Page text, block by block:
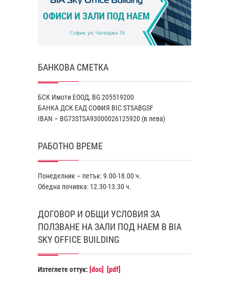
БАНКОВА СМЕТКА
БСК Имоти ЕООД, BG 205519200
БАНКА ДСК EАД СОФИЯ BIC STSABGSF
IBAN – BG73STSA93000026125920 (в лева)
РАБОТНО ВРЕМЕ
Понеделник – петък: 9.00-18.00 ч.
Обедна почивка: 12.30-13.30 ч.
ДОГОВОР И ОБЩИ УСЛОВИЯ ЗА
ПОЛЗВАНЕ НА ЗАЛИ ПОД НАЕМ В BIA
SKY OFFICE BUILDING
Изтеглете оттук: [doc] [pdf]